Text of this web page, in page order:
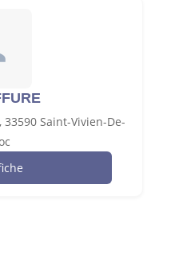
Saint-Vivien-De-